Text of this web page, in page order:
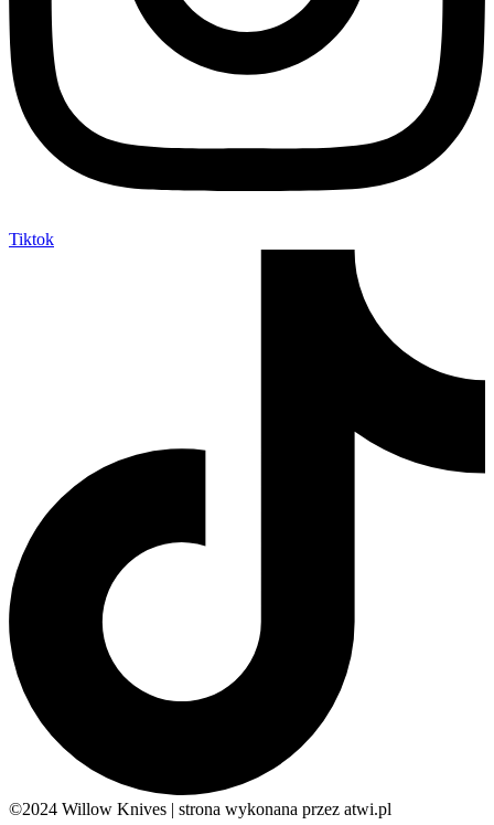
Tiktok
©2024 Willow Knives | strona wykonana przez atwi.pl